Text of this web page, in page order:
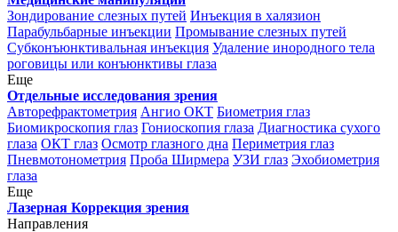
Зондирование слезных путей Инъекция в халязион
Парабульбарные инъекции Промывание слезных путей
Субконъюнктивальная инъекция Удаление инородного тела
роговицы или конъюнктивы глаза
Еще
Отдельные исследования зрения
Авторефрактометрия Ангио ОКТ Биометрия глаз
Биомикроскопия глаз Гониоскопия глаза Диагностика сухого
глаза ОКТ глаз Осмотр глазного дна Периметрия глаз
Пневмотонометрия Проба Ширмера УЗИ глаз Эхобиометрия
глаза
Еще
Лазерная Коррекция зрения
Направления